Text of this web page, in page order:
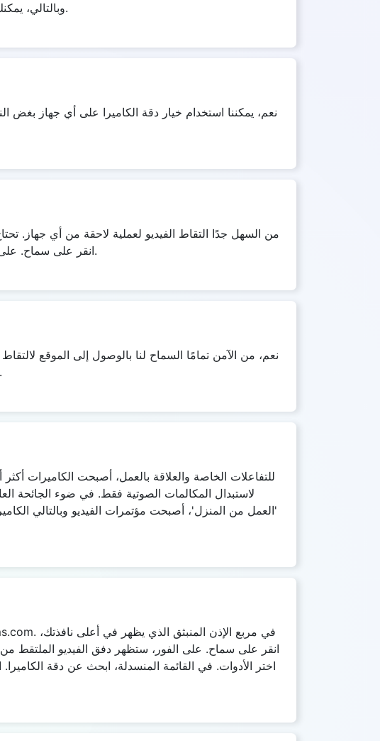
وبالتالي، يمكنك عرض النتائج على الفور، ولكن يمكن أن تأخذ تكلفة اتصال الإنترنت البطيء بعض الوقت لعرض النتائج.
نعم، يمكننا استخدام خيار دقة الكاميرا على أي جهاز بغض
من السهل جدًا التقاط الفيديو لعملية لاحقة من أي جهاز.
انقر على سماح. على الفور، سيتم عرض دفق الفيديو الملتقط من كاميرتك في الوقت الفعلي على الصفحة الرئيسية للموقع.
نعم، من الآمن تمامًا السماح لنا بالوصول إلى الموقع
أي مكان، وبعد فحص الدقة يتمdiscard.إن بياناتك ستبقى آمنة لدينا حيث أننا لا نحفظ فيديوهاتك/بياناتك.
للتفاعلات الخاصة والعلاقة بالعمل، أصبحت الكاميرات
لاستبدال المكالمات الصوتية فقط. في ضوء الجائحة
'العمل من المنزل'، أصبحت مؤتمرات الفيديو وبالتالي
انقر على سماح. على الفور، ستظهر دفق الفيديو الملتقط
اختر الأدوات. في القائمة المنسدلة، ابحث عن دقة